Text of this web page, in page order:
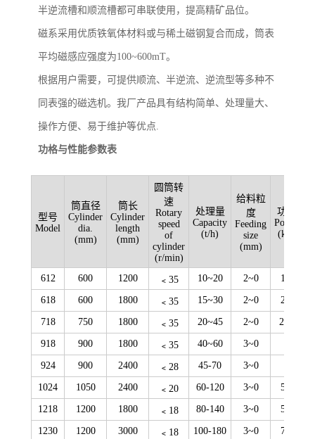
半逆流槽和顺流槽都可串联使用，提高精矿品位。
磁系采用优质铁氧体材料或与稀土磁钢复合而成，筒表
平均磁感应强度为100~600mT。
根据用户需要，可提供顺流、半逆流、逆流型等多种不
同表强的磁选机。我厂产品具有结构简单、处理量大、
操作方便、易于维护等优点.
功格与性能参数表
型号
Model
筒直径
Cylinder
dia.
(mm)
筒长
Cylinder
length
(mm)
圆筒转
速
Rotary
speed
of
cylinder
(r/min)
处理量
Capacity
(t/h)
给料粒
度
Feeding
size
(mm)
功率
Power
(kw)
612 600 1200 ﹤35 10~20 2~0 1.5
618 600 1800 ﹤35 15~30 2~0 2.2
718 750 1800 ﹤35 20~45 2~0 2..2
918 900 1800 ﹤35 40~60 3~0
924 900 2400 ﹤28 45-70 3~0
1024 1050 2400 ﹤20 60-120 3~0 5.5
1218 1200 1800 ﹤18 80-140 3~0 5.5
1230 1200 3000 ﹤18 100-180 3~0 7.5